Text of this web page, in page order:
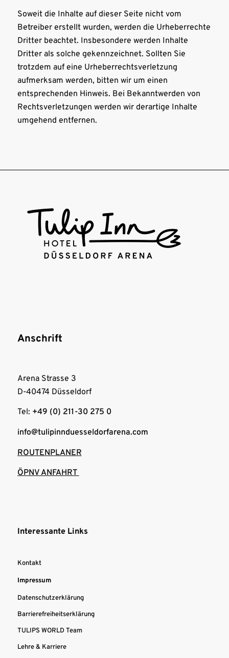
Soweit die Inhalte auf dieser Seite nicht vom
Betreiber erstellt wurden, werden die Urheberrechte
Dritter beachtet. Insbesondere werden Inhalte
Dritter als solche gekennzeichnet. Sollten Sie
trotzdem auf eine Urheberrechtsverletzung
aufmerksam werden, bitten wir um einen
entsprechenden Hinweis. Bei Bekanntwerden von
Rechtsverletzungen werden wir derartige Inhalte
umgehend entfernen.
Anschrift
Arena Strasse 3
D-40474 Düsseldorf
Tel: +49 (0) 211-30 275 0
info@tulipinnduesseldorfarena.com
ROUTENPLANER
ÖPNV ANFAHRT
Interessante Links
Kontakt
Impressum
Datenschutzerklärung
Barrierefreiheitserklärung
TULIPS WORLD Team
Lehre & Karriere